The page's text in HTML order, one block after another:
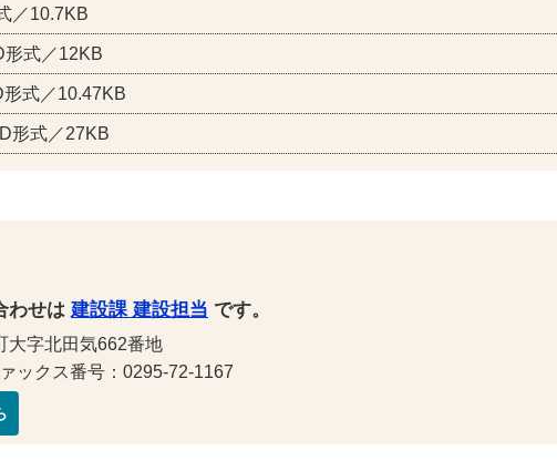
／10.7KB
形式／12KB
式／10.47KB
形式／27KB
わせは 建設課 建設担当 です。
字北田気662番地
ックス番号：0295-72-1167